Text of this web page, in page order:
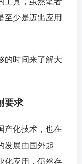
至少是迈出应用
的时间来了解大
要求
产化技术，也在
发展由国外起
化应用，仍然存